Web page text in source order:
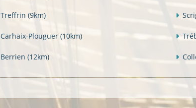
Treffrin (9km)
Carhaix-Plouguer (10km)
Berrien (12km)